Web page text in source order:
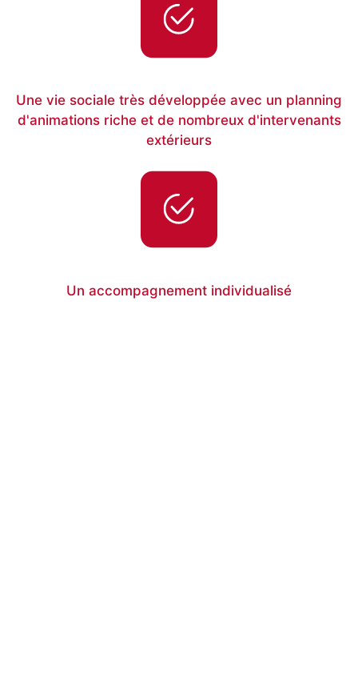
Une vie sociale très développée avec un planning
d'animations riche et de nombreux d'intervenants
extérieurs
Un accompagnement individualisé